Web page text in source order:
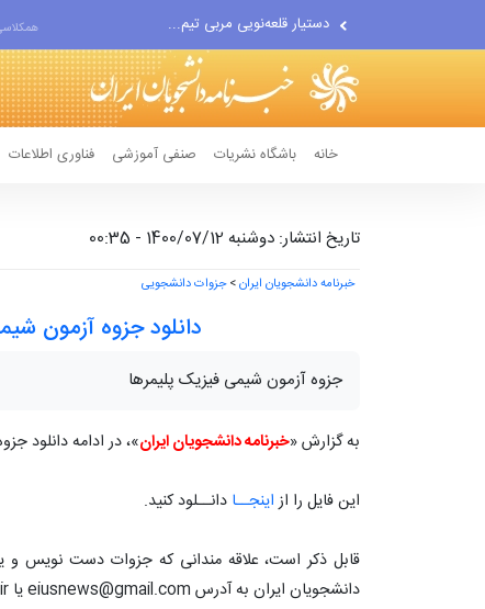
اقتصاددان معروف آمریکایی:...
انتشار اخبار جعلی توسط...
خانه باشگاه نشریات صنفی آموزشی فناوری اطلاعات
تاریخ انتشار: دوشنبه 1400/07/12 - 00:35
خبرنامه دانشجویان ایران>جزوات دانشجویی
دانلود جزوه آزمون
جزوه آزمون شیمی فیزیک پلیمرها
به گزارش «خبرنامه دانشجویان ایران»، در ادامه دانلود
این فایل را ازاینجــا دانــلود کنید.
قابل ذکر است، علاقه مندانی که جزوات دست نویس و یا
دانشجویان ایران به آدرس eiusnews@gmail.com یا info@iusnews.ir دیگر دانشجویان را یاری کنند.